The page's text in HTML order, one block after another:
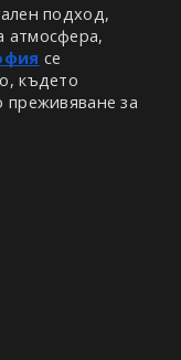
подход,
се
където
преживяване за